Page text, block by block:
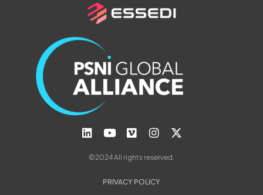
©2024 All rights reserved.
PRIVACY POLICY